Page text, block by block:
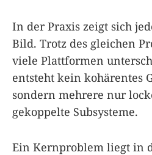
In der Praxis zeigt sich
Bild. Trotz des gleichen
viele Plattformen
entsteht kein kohärentes
sondern mehrere nur
gekoppelte Subsysteme.
Ein Kernproblem liegt in